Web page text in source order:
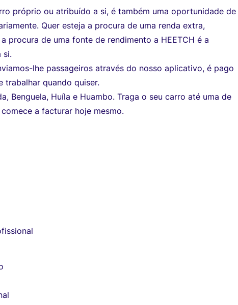
próprio ou atribuído a si, é também uma oportunidade de
Quer esteja a procura de uma renda extra,
procura de uma fonte de rendimento a HEETCH é a
si.
lhe passageiros através do nosso aplicativo, é pago
trabalhar quando quiser.
Benguela, Huíla e Huambo. Traga o seu carro até uma de
a facturar hoje mesmo.